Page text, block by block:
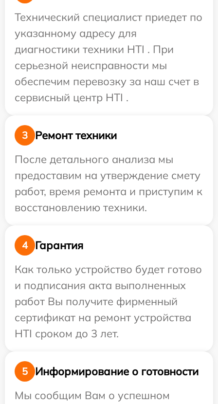
Технический специалист приедет по
указанному адресу для
диагностики техники HTI . При
серьезной неисправности мы
обеспечим перевозку за наш счет в
сервисный центр HTI .
3
Ремонт техники
После детального анализа мы
предоставим на утверждение смету
работ, время ремонта и приступим к
восстановлению техники.
4
Гарантия
Как только устройство будет готово
и подписания акта выполненных
работ Вы получите фирменный
сертификат на ремонт устройства
HTI сроком до 3 лет.
5
Информирование о готовности
Мы сообщим Вам о успешном